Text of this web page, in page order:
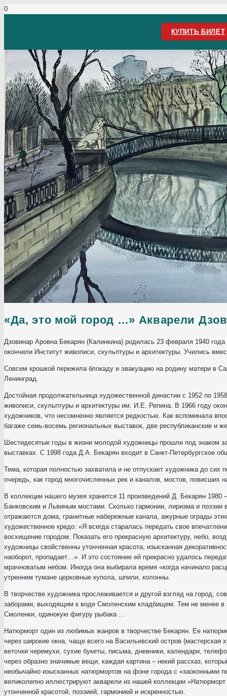
КУПИТЬ БИЛЕТ
«Да, это мой город …» Акварели
Дзовинар Аровна Бекарян (Калинкина) родилась 23 февраля 1940
окончили Институт живописи, скульптуры и архитектуры. Учились
Совсем крошкой пережила блокаду и эвакуацию на родину матери в
Ленинград.
Достойная продолжательница художественной династии с 1952 по
живописи, скульптуры и архитектуры им. И.Е. Репина. В 1966 году
художников, что несомненно является редкостью. Как вспоминала
багаже семь-восемь региональных выставок, две республиканские и
Шестидесятые годы в жизни молодой художницы прошли под знаком
выставках. С 1998 года Д.А. Бекарян входит в Санкт-Петербургское
Тема, которая полностью захватила и не отпускает художника до
очередь, как город многочисленных рек и каналов, мостов, повисших
В коллекции нашего музея хранится 11 произведений Д. Бекарян
Банковским и Львиным мостами. Сколько гармонии, лиризма и поэзии
отражаются дома, гранитные набережные канала, ажурные ограды
художественное кредо: «Я всегда старалась передать свое
восхищение городом. Показать его прекрасную архитектуру, небо,
художницы свойственны утонченная красота, изысканная
наоборот, пропадает…». И это состояние ей прекрасно удалось
мрачноватым небом. Иногда она выбирала время «когда начинало
утреннем тумане церковные купола, шпили, колонны.
В творчестве художника прослеживается и другой взгляд на город,
заборами, выходящим к воде Смоленским кладбищем. Тем не менее в
Смоленки, одинокую фигуру рыбака …
Натюрморт один из любимых жанров в творчестве Бекарян. Ее
через широкие окна, чаще всего на Васильевский остров
веточки черемухи, сухие букеты, письма, дневники, календари,
через образно значимые вещи, каждая картина – некий рассказ,
необычайно изысканных натюрмортов на фоне города с
великолепно иллюстрируют акварели из нашей коллекции
утонченной красотой, поэзией, гармонией и искренностью.